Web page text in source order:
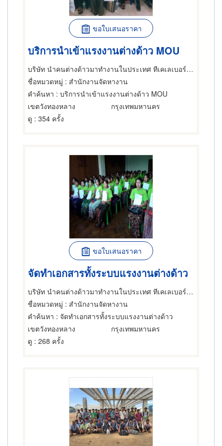
ขอใบเสนอราคา
บริการนำเข้าแรงงานต่างด้าว MOU
บริษัท นำคนต่างด้าวมาทำงานในประเทศ ทีเคเลเบอร์กรุ๊ป (ประเทศไทย) จำกัด
ชื่อหมวดหมู่ : สำนักงานจัดหางาน
คำค้นหา : บริการนำเข้าแรงงานต่างด้าว MOU
เขตวังทองหลาง
กรุงเทพมหานคร
ดู : 354 ครั้ง
ขอใบเสนอราคา
จัดทำเอกสารทั้งระบบแรงงานต่างด้าว
บริษัท นำคนต่างด้าวมาทำงานในประเทศ ทีเคเลเบอร์กรุ๊ป (ประเทศไทย) จำกัด
ชื่อหมวดหมู่ : สำนักงานจัดหางาน
คำค้นหา : จัดทำเอกสารทั้งระบบแรงงานต่างด้าว
เขตวังทองหลาง
กรุงเทพมหานคร
ดู : 268 ครั้ง